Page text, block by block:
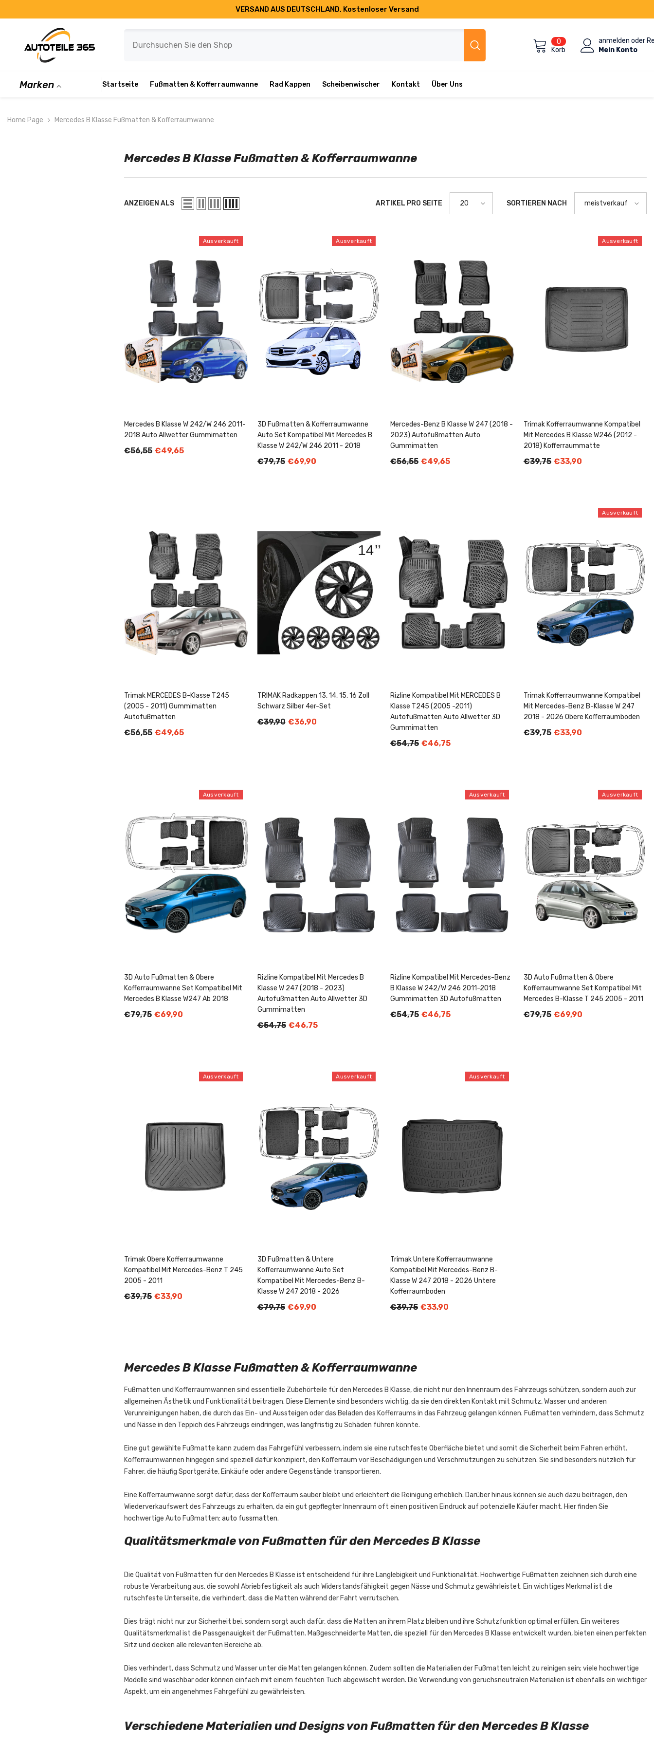
VERSAND AUS DEUTSCHLAND, Kostenloser Versand
00
Artikel
Korb
anmelden oder
Mein Konto
Marken Startseite Fußmatten & Kofferraumwanne Rad Kappen Scheibenwischer Kontakt Über Uns
Home Page Mercedes B Klasse Fußmatten & Kofferraumwanne
Mercedes B Klasse Fußmatten & Kofferraumwanne
ANZEIGEN ALS ARTIKEL PRO SEITE 20 SORTIEREN NACH meistverkauft
Ausverkauft
Mercedes B Klasse W 242/W 246 2011-
2018 Auto Allwetter Gummimatten
€56,55 €49,65
Ausverkauft
3D Fußmatten & Kofferraumwanne
Auto Set Kompatibel Mit Mercedes B
Klasse W 242/W 246 2011 - 2018
€79,75 €69,90
Mercedes-Benz B Klasse W 247 (2018 -
2023) Autofußmatten Auto
Gummimatten
€56,55 €49,65
Ausverkauft
Trimak Kofferraumwanne Kompatibel
Mit Mercedes B Klasse W246 (2012 -
2018) Kofferraummatte
€39,75 €33,90
Trimak MERCEDES B-Klasse T245
(2005 - 2011) Gummimatten
Autofußmatten
€56,55 €49,65
TRIMAK Radkappen 13, 14, 15, 16 Zoll
Schwarz Silber 4er-Set
€39,90 €36,90
Rizline Kompatibel Mit MERCEDES B
Klasse T245 (2005 -2011)
Autofußmatten Auto Allwetter 3D
Gummimatten
€54,75 €46,75
Ausverkauft
Trimak Kofferraumwanne Kompatibel
Mit Mercedes-Benz B-Klasse W 247
2018 - 2026 Obere Kofferraumboden
€39,75 €33,90
Ausverkauft
3D Auto Fußmatten & Obere
Kofferraumwanne Set Kompatibel Mit
Mercedes B Klasse W247 Ab 2018
€79,75 €69,90
Rizline Kompatibel Mit Mercedes B
Klasse W 247 (2018 - 2023)
Autofußmatten Auto Allwetter 3D
Gummimatten
€54,75 €46,75
Ausverkauft
Rizline Kompatibel Mit Mercedes-Benz
B Klasse W 242/W 246 2011-2018
Gummimatten 3D Autofußmatten
€54,75 €46,75
Ausverkauft
3D Auto Fußmatten & Obere
Kofferraumwanne Set Kompatibel Mit
Mercedes B-Klasse T 245 2005 - 2011
€79,75 €69,90
Ausverkauft
Trimak Obere Kofferraumwanne
Kompatibel Mit Mercedes-Benz T 245
2005 - 2011
€39,75 €33,90
Ausverkauft
3D Fußmatten & Untere
Kofferraumwanne Auto Set
Kompatibel Mit Mercedes-Benz B-
Klasse W 247 2018 - 2026
€79,75 €69,90
Ausverkauft
Trimak Untere Kofferraumwanne
Kompatibel Mit Mercedes-Benz B-
Klasse W 247 2018 - 2026 Untere
Kofferraumboden
€39,75 €33,90
Mercedes B Klasse Fußmatten & Kofferraumwanne
Fußmatten und Kofferraumwannen sind essentielle Zubehörteile für den Mercedes B Klasse, die nicht nur den Innenraum des Fahrzeugs schützen, sondern auch zur
allgemeinen Ästhetik und Funktionalität beitragen. Diese Elemente sind besonders wichtig, da sie den direkten Kontakt mit Schmutz, Wasser und anderen
Verunreinigungen haben, die durch das Ein- und Aussteigen oder das Beladen des Kofferraums in das Fahrzeug gelangen können. Fußmatten verhindern, dass Schmutz
und Nässe in den Teppich des Fahrzeugs eindringen, was langfristig zu Schäden führen könnte.
Eine gut gewählte Fußmatte kann zudem das Fahrgefühl verbessern, indem sie eine rutschfeste Oberfläche bietet und somit die Sicherheit beim Fahren erhöht.
Kofferraumwannen hingegen sind speziell dafür konzipiert, den Kofferraum vor Beschädigungen und Verschmutzungen zu schützen. Sie sind besonders nützlich für
Fahrer, die häufig Sportgeräte, Einkäufe oder andere Gegenstände transportieren.
Eine Kofferraumwanne sorgt dafür, dass der Kofferraum sauber bleibt und erleichtert die Reinigung erheblich. Darüber hinaus können sie auch dazu beitragen, den
Wiederverkaufswert des Fahrzeugs zu erhalten, da ein gut gepflegter Innenraum oft einen positiven Eindruck auf potenzielle Käufer macht. Hier finden Sie
hochwertige Auto Fußmatten: auto fussmatten.
Qualitätsmerkmale von Fußmatten für den Mercedes B Klasse
Die Qualität von Fußmatten für den Mercedes B Klasse ist entscheidend für ihre Langlebigkeit und Funktionalität. Hochwertige Fußmatten zeichnen sich durch eine
robuste Verarbeitung aus, die sowohl Abriebfestigkeit als auch Widerstandsfähigkeit gegen Nässe und Schmutz gewährleistet. Ein wichtiges Merkmal ist die
rutschfeste Unterseite, die verhindert, dass die Matten während der Fahrt verrutschen.
Dies trägt nicht nur zur Sicherheit bei, sondern sorgt auch dafür, dass die Matten an ihrem Platz bleiben und ihre Schutzfunktion optimal erfüllen. Ein weiteres
Qualitätsmerkmal ist die Passgenauigkeit der Fußmatten. Maßgeschneiderte Matten, die speziell für den Mercedes B Klasse entwickelt wurden, bieten einen perfekten
Sitz und decken alle relevanten Bereiche ab.
Dies verhindert, dass Schmutz und Wasser unter die Matten gelangen können. Zudem sollten die Materialien der Fußmatten leicht zu reinigen sein; viele hochwertige
Modelle sind waschbar oder können einfach mit einem feuchten Tuch abgewischt werden. Die Verwendung von geruchsneutralen Materialien ist ebenfalls ein wichtiger
Aspekt, um ein angenehmes Fahrgefühl zu gewährleisten.
Verschiedene Materialien und Designs von Fußmatten für den Mercedes B Klasse